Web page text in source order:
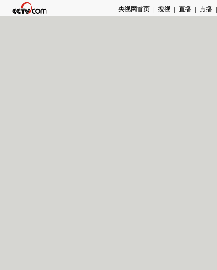
央视网首页 | 搜视 | 直播 | 点播 |